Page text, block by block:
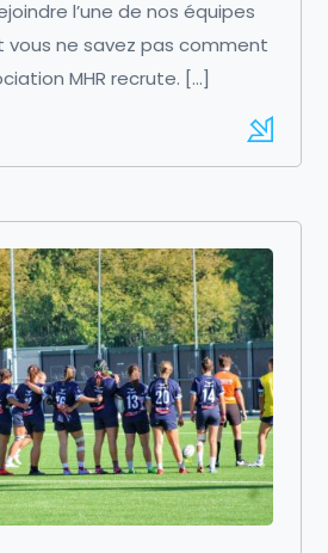
l’une de nos équipes
vous ne savez pas comment
MHR recrute. […]